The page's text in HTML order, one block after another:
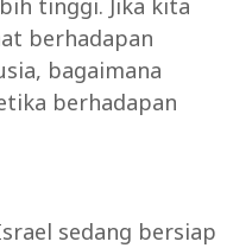
berhadapan
bagaimana
berhadapan
sedang bersiap